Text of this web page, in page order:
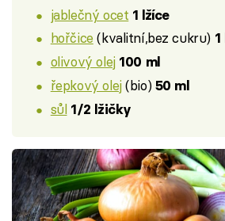
jablečný ocet 1 lžíce
hořčice (kvalitní,bez cukru)
olivový olej 100 ml
řepkový olej(bio) 50 ml
sůl 1/2 lžičky